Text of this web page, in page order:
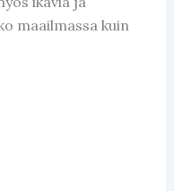
maailmassa kuin